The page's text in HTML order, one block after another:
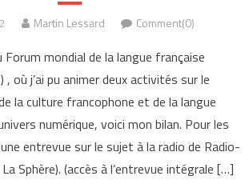
Martin Lessard Comment(0)
mondial de la langue française
où j’ai pu animer deux activités sur le
la culture francophone et de la langue
numérique, voici mon bilan. Pour les
entrevue sur le sujet à la radio de Radio-
Sphère). (accès à l’entrevue intégrale […]